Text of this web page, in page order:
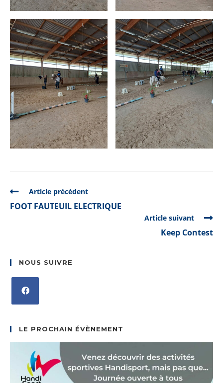
READ
ARTICLES
Article précédent
FOOT FAUTEUIL ELECTRIQUE
Article suivant
Keep Contest
NOUS SUIVRE
un
onglet
LE PROCHAIN ÉVÈNEMENT